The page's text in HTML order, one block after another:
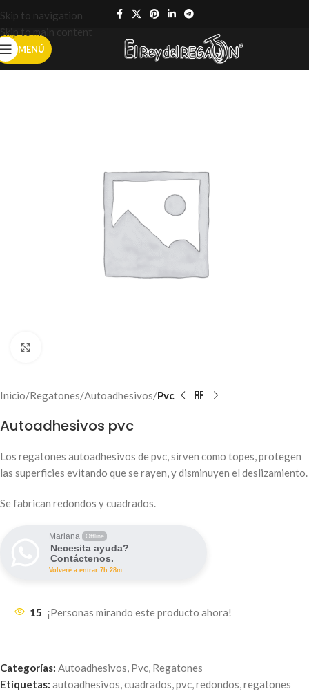
Skip to navigation
Skip to main content
MENÚ
Inicio Regatones Autoadhesivos Pvc
Autoadhesivos pvc
Los regatones autoadhesivos de pvc, sirven como topes, protegen
las superficies evitando que se rayen, y disminuyen el deslizamiento.
Se fabrican redondos y cuadrados.
Mariana Offline
Necesita ayuda?
Contáctenos.
Volveré a entrar 7h:28m
15 ¡Personas mirando este producto ahora!
Categorías: Autoadhesivos, Pvc, Regatones
Etiquetas: autoadhesivos,cuadrados,pvc,redondos,regatones